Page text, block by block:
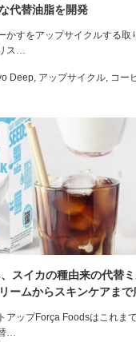
代替油脂を開発
かすをアップサイクルする取
ス…
Deep, アップサイクル, コー
スイカの種由来の代替
ームからスキンケアまで
アップForça Foodsはこれま
…